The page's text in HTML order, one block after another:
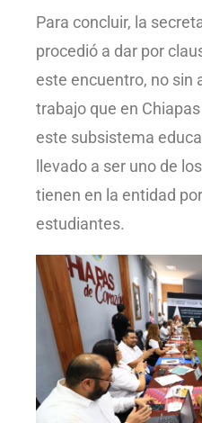
Para concluir, la
procedió a dar por
este encuentro, no sin
trabajo que en
este subsistema
llevado a ser uno de
tienen en la entidad
estudiantes.